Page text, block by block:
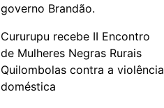
governo Brandão.
Cururupu recebe II Encontro
de Mulheres Negras Rurais
Quilombolas contra a violência
doméstica